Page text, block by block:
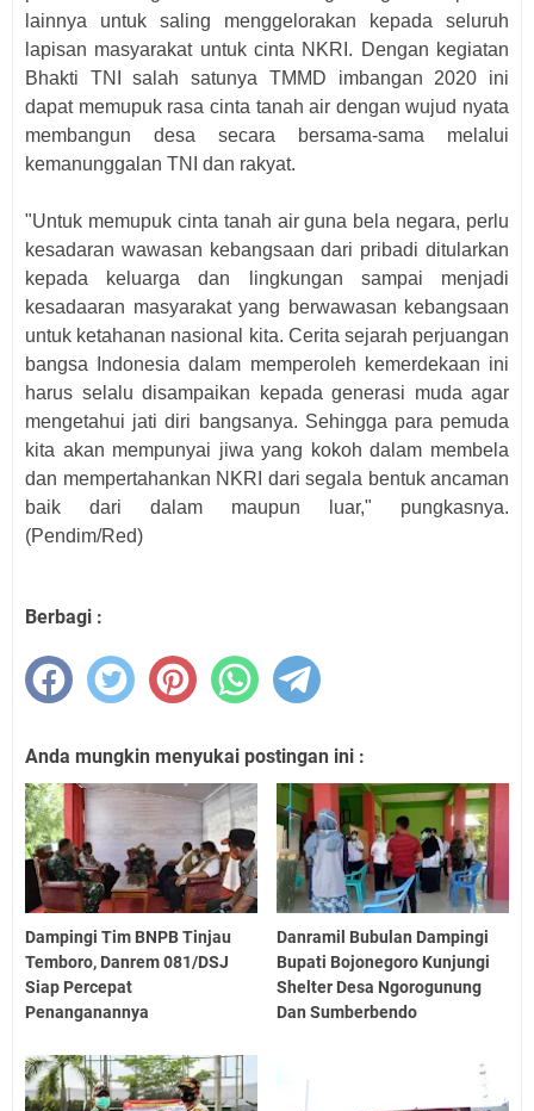
lainnya untuk saling menggelorakan kepada seluruh
lapisan masyarakat untuk cinta NKRI. Dengan kegiatan
Bhakti TNI salah satunya TMMD imbangan 2020 ini
dapat memupuk rasa cinta tanah air dengan wujud nyata
membangun desa secara bersama-sama melalui
kemanunggalan TNI dan rakyat.
"Untuk memupuk cinta tanah air guna bela negara, perlu
kesadaran wawasan kebangsaan dari pribadi ditularkan
kepada keluarga dan lingkungan sampai menjadi
kesadaaran masyarakat yang berwawasan kebangsaan
untuk ketahanan nasional kita. Cerita sejarah perjuangan
bangsa Indonesia dalam memperoleh kemerdekaan ini
harus selalu disampaikan kepada generasi muda agar
mengetahui jati diri bangsanya. Sehingga para pemuda
kita akan mempunyai jiwa yang kokoh dalam membela
dan mempertahankan NKRI dari segala bentuk ancaman
baik dari dalam maupun luar," pungkasnya.
(Pendim/Red)
Berbagi :
Anda mungkin menyukai postingan ini :
Dampingi Tim BNPB Tinjau
Temboro, Danrem 081/DSJ
Siap Percepat
Penanganannya
Danramil Bubulan Dampingi
Bupati Bojonegoro Kunjungi
Shelter Desa Ngorogunung
Dan Sumberbendo